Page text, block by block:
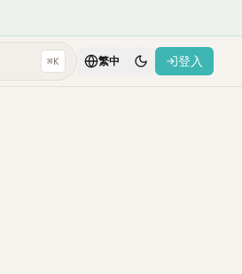
⌘K 繁中 登入